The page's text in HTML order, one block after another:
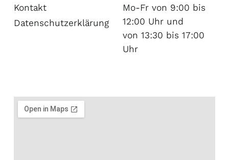
Kontakt
Datenschutzerklärung
Mo-Fr von 9:00 bis
12:00 Uhr und
von 13:30 bis 17:00
Uhr